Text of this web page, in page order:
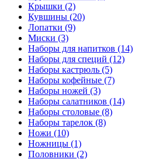
Крышки (2)
Кувшины (20)
Лопатки (9)
Миски (3)
Наборы для напитков (14)
Наборы для специй (12)
Наборы кастрюль (5)
Наборы кофейные (7)
Наборы ножей (3)
Наборы салатников (14)
Наборы столовые (8)
Наборы тарелок (8)
Ножи (10)
Ножницы (1)
Половники (2)